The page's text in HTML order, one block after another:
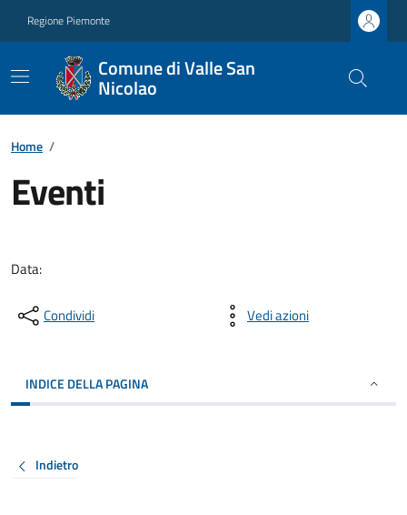
Regione Piemonte
Comune di Valle San
Nicolao
Home /
Eventi
Data:
Condividi Vedi azioni
INDICE DELLA PAGINA
Indietro